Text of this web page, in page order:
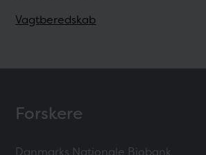
Vagtberedskab
Forskere
Danmarks Nationale Biobank